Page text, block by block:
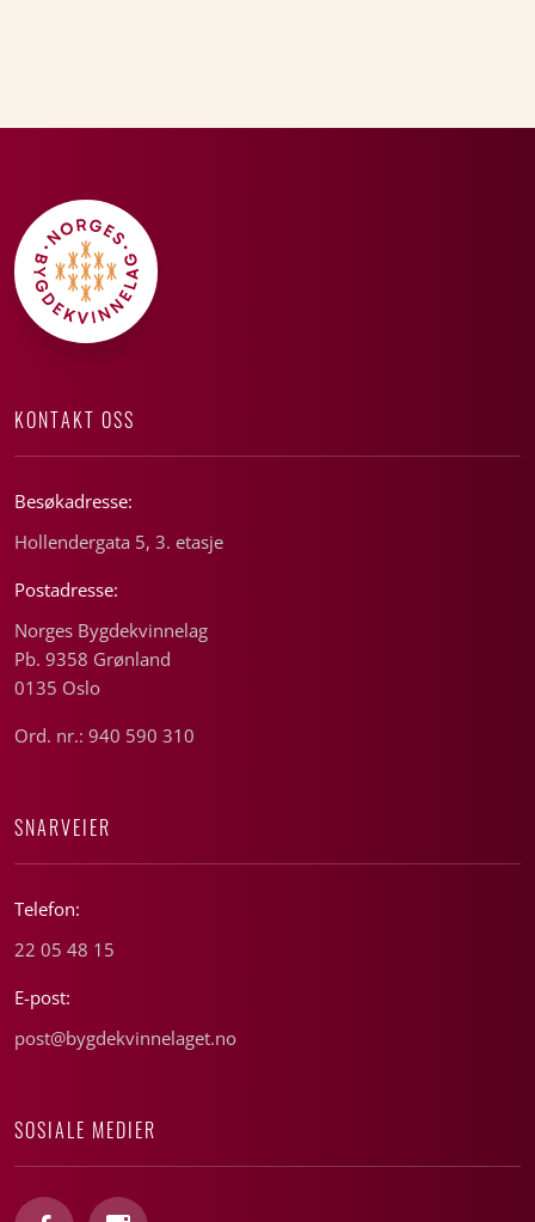
KONTAKT OSS
Besøkadresse:
Hollendergata 5, 3. etasje
Postadresse:
Norges Bygdekvinnelag
Pb. 9358 Grønland
0135 Oslo
Ord. nr.: 940 590 310
SNARVEIER
Telefon:
22 05 48 15
E-post:
post@bygdekvinnelaget.no
SOSIALE MEDIER